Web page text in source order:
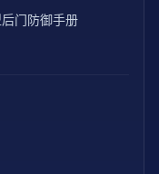
门防御手册